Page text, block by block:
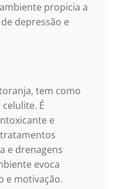
propicia a
depressão e
tem como
É
e
e drenagens
evoca
e motivação.